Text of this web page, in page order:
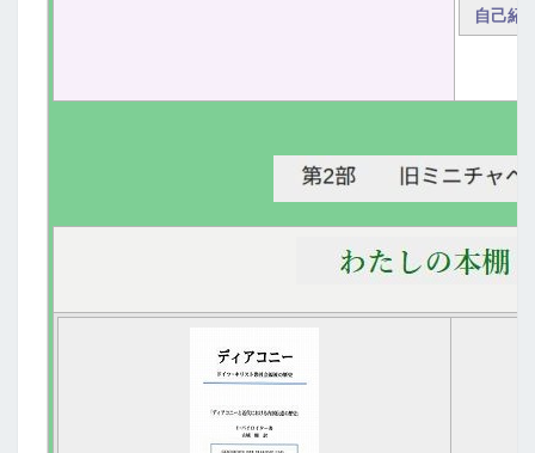
自己紹